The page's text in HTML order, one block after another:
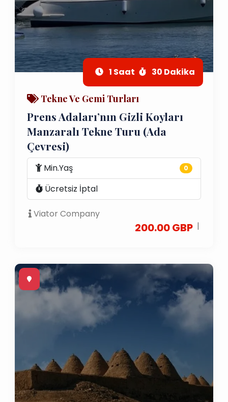
1 Saat 30 Dakika
Tekne Ve Gemi Turları
Prens Adaları’nın Gizli Koyları
Manzaralı Tekne Turu (Ada
Çevresi)
Min.Yaş 0
Ücretsiz İptal
Viator Company
200.00 GBP |